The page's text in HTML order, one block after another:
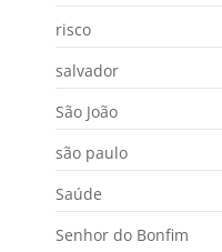
risco
salvador
São João
são paulo
Saúde
Senhor do Bonfim